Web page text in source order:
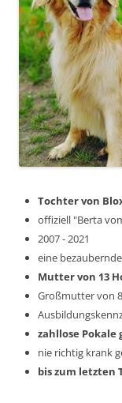
Tochter von
offiziell "Berta
2007 - 2021
eine
Mutter von 13
Großmutter von
zahllose Pokale
nie richtig krank
bis zum letzten